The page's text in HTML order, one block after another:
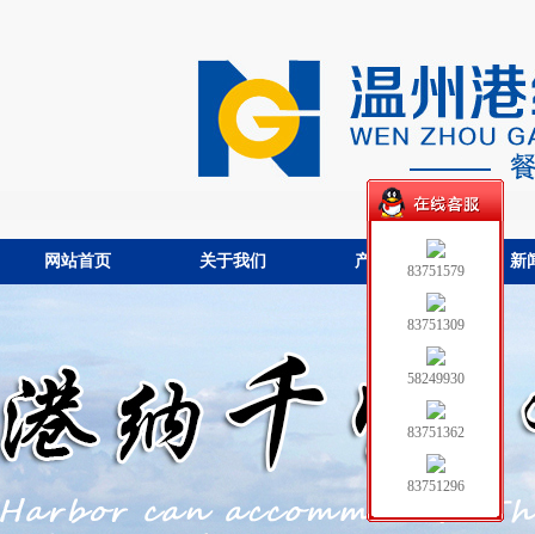
网站首页 关于我们 产品中心 新
83751579
83751309
58249930
83751362
83751296